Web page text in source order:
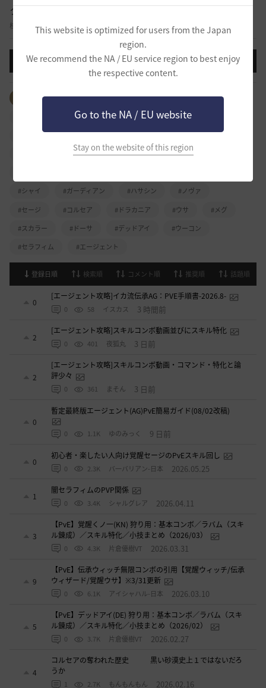
This website is optimized for users from the Japan
region.
We recommend the NA / EU service region to best enjoy
the respective content.
Go to the NA / EU website
Stay on the website of this region
クラス攻略
様々なクラスのスキル、外見、特徴など自由に攻略を共有する掲示板です。
投稿する
全体のタグを見る #ウォーリア
#レンジャー
#ジャイアント
#リトルサマナー
#ブレイダー
#ツバキ #ヴァルキリー
#くノ一
#ウィザード #ウィッチ
#ダークナイト
#シャイ
#ガーディアン #ハサシン
#ノヴァ
#セージ
#コルセア #ドラカニア #ウサ
#メグ
#スカラー
#ドーサ #デッドアイ
#ウーコン
#セラフィム
#エージェント
登録日順 検索順 コメント順 推奨順 話題順
0
[エージェント攻略]イカ流伝承AG：PVE手順書-2026.8-
0 58 イスカス 3 時間前
2
[エージェント攻略]スキルコンボ動画並びにスキル特化
0 401 夜狐丸 3 日前
2
[エージェント攻略]スキルコンボ動画・コマンド・特化と論
評少々
0 361 まそん 3 日前
0
暫定最終版エージェント(AG)PvE簡易ガイド(08/02改稿)
0 1.1K ゆのみっく 9 日前
0
初心者・楽したい人向け覚醒セージのPvEスキル回し
0 2.3K バ一バリアン-日本 2026.05.25
1
闇セラフィムのPVP関係
0 3.4K シャルグレア 2026.04.11
3
【PvE】覚醒くノ一(KN) 狩り用：基本コンボ／ラバム（スキ
ル錬成）／スキル特化／小技まとめ（2026/03）
0 4.3K 片倉優樹VT 2026.03.31
9
【PvE】伝承ウィッチ無限コンボの引用【覚醒ウィッチ/伝承
ウィザード/覚醒ウサ】※3/31更新
0 6.1K アイシャハル-日本 2026.03.10
5
【PvE】デッドアイ(DE) 狩り用：基本コンボ／ラバム（スキ
ル錬成）／スキル特化／小技まとめ（2026/02）
0 3.7K 片倉優樹VT 2026.02.27
4
コルセアの奪われた歴史 黒い砂漠史上１ではないだろ
うか
1 2.7K もんもんもん 2026.02.16